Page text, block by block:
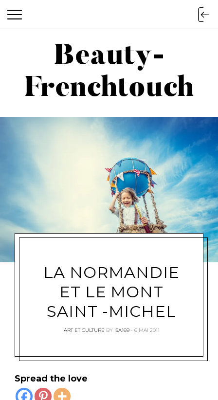
Beauty-Frenchtouch
Beauty-
Frenchtouch
LA NORMANDIE
ET LE MONT
SAINT -MICHEL
ART ET CULTURE BY ISA169 6 MAI 2011
Spread the love